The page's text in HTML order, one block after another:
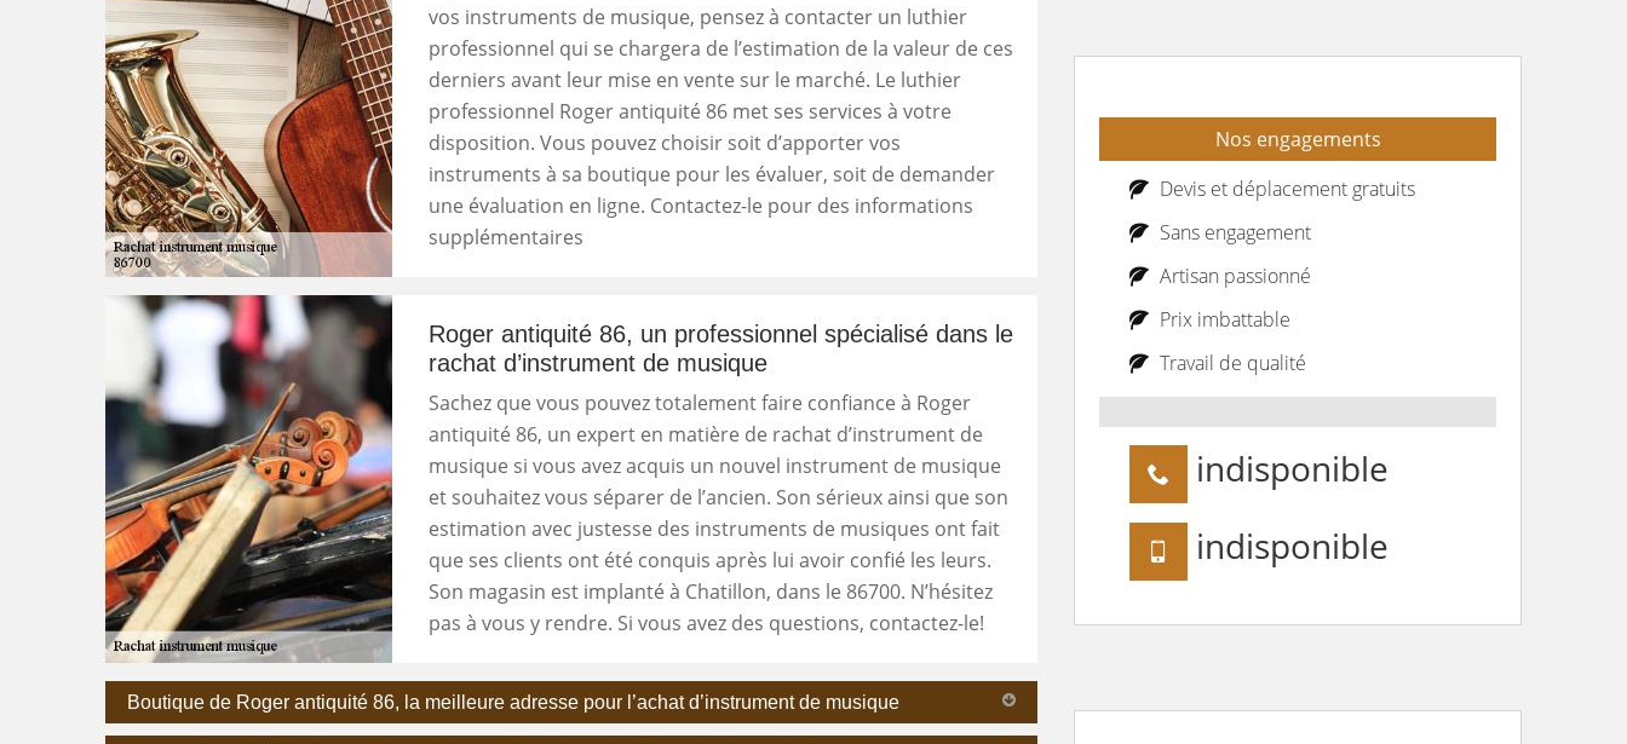
vos instruments de musique, pensez à contacter un luthier
professionnel qui se chargera de l’estimation de la valeur de ces
derniers avant leur mise en vente sur le marché. Le luthier
professionnel Roger antiquité 86 met ses services à votre
disposition. Vous pouvez choisir soit d’apporter vos
instruments à sa boutique pour les évaluer, soit de demander
une évaluation en ligne. Contactez-le pour des informations
supplémentaires
Roger antiquité 86, un professionnel spécialisé dans le
rachat d’instrument de musique
Sachez que vous pouvez totalement faire confiance à Roger
antiquité 86, un expert en matière de rachat d’instrument de
musique si vous avez acquis un nouvel instrument de musique
et souhaitez vous séparer de l’ancien. Son sérieux ainsi que son
estimation avec justesse des instruments de musiques ont fait
que ses clients ont été conquis après lui avoir confié les leurs.
Son magasin est implanté à Chatillon, dans le 86700. N’hésitez
pas à vous y rendre. Si vous avez des questions, contactez-le!
Boutique de Roger antiquité 86, la meilleure adresse pour l’achat d’instrument de musique
Nos engagements
Devis et déplacement gratuits
Sans engagement
Artisan passionné
Prix imbattable
Travail de qualité
indisponible
indisponible